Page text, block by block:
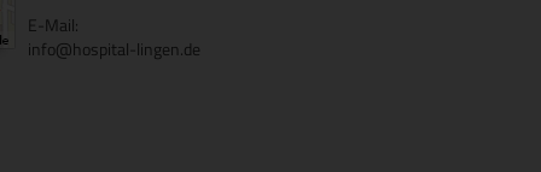
E-Mail:
info@hospital-lingen.de